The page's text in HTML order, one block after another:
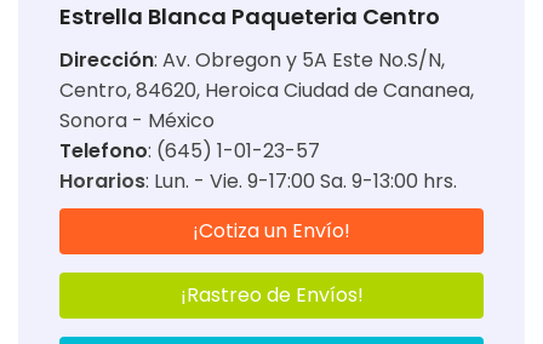
Estrella Blanca Paqueteria Centro
Dirección: Av. Obregon y 5A Este No.S/N,
Centro, 84620, Heroica Ciudad de Cananea,
Sonora - México
Telefono: (645) 1-01-23-57
Horarios: Lun. - Vie. 9-17:00 Sa. 9-13:00 hrs.
¡Cotiza un Envío!
¡Rastreo de Envíos!